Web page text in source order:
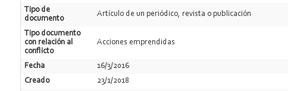
Tipo de
documento
Artí­culo de un periódico, revista o publicación
Tipo documento
con relación al
conflicto
Acciones emprendidas
Fecha
16/3/2016
Creado
23/1/2018